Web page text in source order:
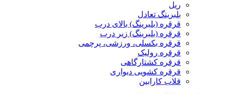
ریل
بلبرینگ تعادل
قرقره (بلبرینگ) بالای درب
قرقره (بلبرینگ) زیر درب
قرقره بکسلی، ورزشی، پرچمی
قرقره رولیک
قرقره کشتارگاهی
قرقره کشویی دیواری
قلاب کارابین